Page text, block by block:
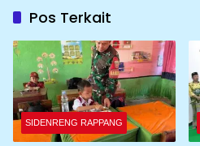
Pos Terkait
SIDENRENG RAPPANG